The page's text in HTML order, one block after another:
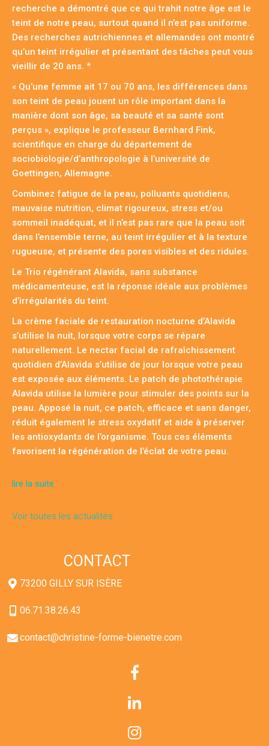
recherche a démontré que ce qui trahit notre âge est le
teint de notre peau, surtout quand il n’est pas uniforme.
Des recherches autrichiennes et allemandes ont montré
qu’un teint irrégulier et présentant des tâches peut vous
vieillir de 20 ans. *
« Qu’une femme ait 17 ou 70 ans, les différences dans
son teint de peau jouent un rôle important dans la
manière dont son âge, sa beauté et sa santé sont
perçus », explique le professeur Bernhard Fink,
scientifique en charge du département de
sociobiologie/d’anthropologie à l’université de
Goettingen, Allemagne.
Combinez fatigue de la peau, polluants quotidiens,
mauvaise nutrition, climat rigoureux, stress et/ou
sommeil inadéquat, et il n’est pas rare que la peau soit
dans l’ensemble terne, au teint irrégulier et à la texture
rugueuse, et présente des pores visibles et des ridules.
Le Trio régénérant Alavida, sans substance
médicamenteuse, est la réponse idéale aux problèmes
d’irrégularités du teint.
La crème faciale de restauration nocturne d’Alavida
s’utilise la nuit, lorsque votre corps se répare
naturellement. Le nectar facial de rafraîchissement
quotidien d’Alavida s’utilise de jour lorsque votre peau
est exposée aux éléments. Le patch de photothérapie
Alavida utilise la lumière pour stimuler des points sur la
peau. Apposé la nuit, ce patch, efficace et sans danger,
réduit également le stress oxydatif et aide à préserver
les antioxydants de l’organisme. Tous ces éléments
favorisent la régénération de l’éclat de votre peau.
lire la suite
Voir toutes les actualités
CONTACT
73200 GILLY SUR ISÈRE
06.71.38.26.43
contact@christine-forme-bienetre.com